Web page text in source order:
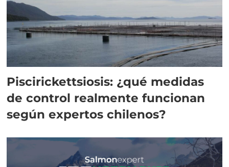
Piscirickettsiosis: ¿qué medidas
de control realmente funcionan
según expertos chilenos?